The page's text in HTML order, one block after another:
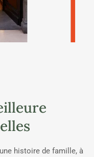
histoire de famille, à